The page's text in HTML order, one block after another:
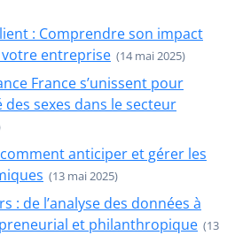
: Comprendre son impact
entreprise (14 mai 2025)
France s’unissent pour
sexes dans le secteur
anticiper et gérer les
(13 mai 2025)
: de l’analyse des données à
et philanthropique (13